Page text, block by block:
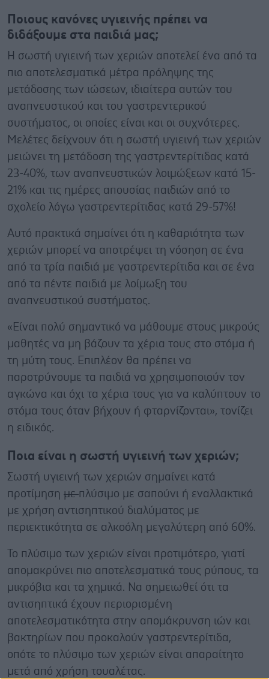
Ποιους κανόνες υγιεινής πρέπει να
διδάξουμε στα παιδιά μας;
Η σωστή υγιεινή των χεριών αποτελεί ένα από τα
πιο αποτελεσματικά μέτρα πρόληψης της
μετάδοσης των ιώσεων, ιδιαίτερα αυτών του
αναπνευστικού και του γαστρεντερικού
συστήματος, οι οποίες είναι και οι συχνότερες.
Μελέτες δείχνουν ότι η σωστή υγιεινή των χεριών
μειώνει τη μετάδοση της γαστρεντερίτιδας κατά
23-40%, των αναπνευστικών λοιμώξεων κατά 15-
21% και τις ημέρες απουσίας παιδιών από το
σχολείο λόγω γαστρεντερίτιδας κατά 29-57%!
Αυτό πρακτικά σημαίνει ότι η καθαριότητα των
χεριών μπορεί να αποτρέψει τη νόσηση σε ένα
από τα τρία παιδιά με γαστρεντερίτιδα και σε ένα
από τα πέντε παιδιά με λοίμωξη του
αναπνευστικού συστήματος.
«Είναι πολύ σημαντικό να μάθουμε στους μικρούς
μαθητές να μη βάζουν τα χέρια τους στο στόμα ή
τη μύτη τους. Επιπλέον θα πρέπει να
παροτρύνουμε τα παιδιά να χρησιμοποιούν τον
αγκώνα και όχι τα χέρια τους για να καλύπτουν το
στόμα τους όταν βήχουν ή φταρνίζονται», τονίζει
η ειδικός.
Ποια είναι η σωστή υγιεινή των χεριών;
Σωστή υγιεινή των χεριών σημαίνει κατά
προτίμηση μεπλύσιμο με σαπούνι ή εναλλακτικά
με χρήση αντισηπτικού διαλύματος με
περιεκτικότητα σε αλκοόλη μεγαλύτερη από 60%.
Το πλύσιμο των χεριών είναι προτιμότερο, γιατί
απομακρύνει πιο αποτελεσματικά τους ρύπους, τα
μικρόβια και τα χημικά. Να σημειωθεί ότι τα
αντισηπτικά έχουν περιορισμένη
αποτελεσματικότητα στην απομάκρυνση ιών και
βακτηρίων που προκαλούν γαστρεντερίτιδα,
οπότε το πλύσιμο των χεριών είναι απαραίτητο
μετά από χρήση τουαλέτας.